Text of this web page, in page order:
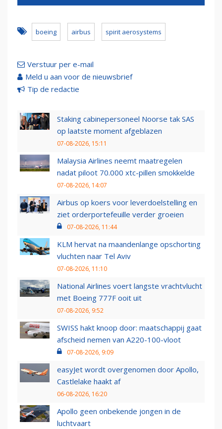
boeing airbus spirit aerosystems
Verstuur per e-mail
Meld u aan voor de nieuwsbrief
Tip de redactie
Staking cabinepersoneel Noorse tak SAS
op laatste moment afgeblazen
07-08-2026, 15:11
Malaysia Airlines neemt maatregelen
nadat piloot 70.000 xtc-pillen smokkelde
07-08-2026, 14:07
Airbus op koers voor leverdoelstelling en
ziet orderportefeuille verder groeien
07-08-2026, 11:44
KLM hervat na maandenlange opschorting
vluchten naar Tel Aviv
07-08-2026, 11:10
National Airlines voert langste vrachtvlucht
met Boeing 777F ooit uit
07-08-2026, 9:52
SWISS hakt knoop door: maatschappij gaat
afscheid nemen van A220-100-vloot
07-08-2026, 9:09
easyJet wordt overgenomen door Apollo,
Castlelake haakt af
06-08-2026, 16:20
Apollo geen onbekende jongen in de
luchtvaart